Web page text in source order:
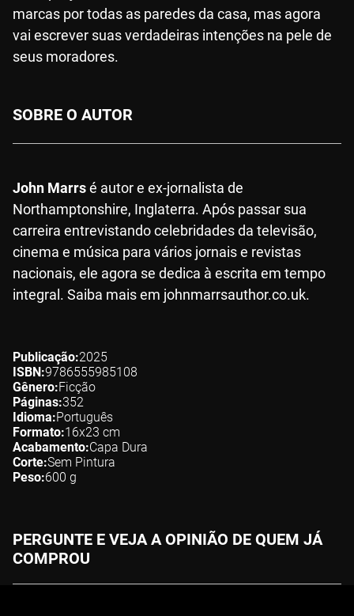
marcas por todas as paredes da casa, mas agora
vai escrever suas verdadeiras intenções na pele de
seus moradores.
SOBRE O AUTOR
John Marrsé autor e ex-jornalista de
Northamptonshire, Inglaterra. Após passar sua
carreira entrevistando celebridades da televisão,
cinema e música para vários jornais e revistas
nacionais, ele agora se dedica à escrita em tempo
integral. Saiba mais em johnmarrsauthor.co.uk.
Publicação 2025
ISBN 9786555985108
Gênero Ficção
Páginas 352
Idioma Português
Formato 16x23 cm
Acabamento Capa Dura
Corte Sem Pintura
Peso 600 g
PERGUNTE E VEJA A OPINIÃO DE QUEM JÁ
COMPROU